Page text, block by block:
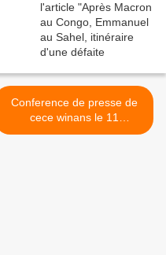
Conference de presse de
cece winans le 11
Novembre 2011 a Paris